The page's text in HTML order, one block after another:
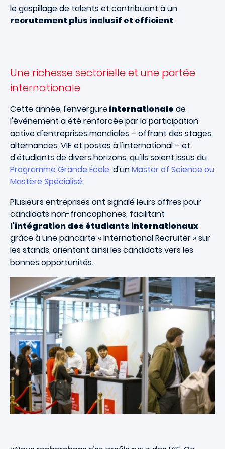
le gaspillage de talents et contribuant à un
recrutement plus inclusif et efficient.
Une richesse sectorielle et une portée
internationale
Cette année, l'envergureinternationale de
l'événement a été renforcée par la participation
active d'entreprises mondiales – offrant des stages,
alternances, VIE et postes à l'international – et
d'étudiants de divers horizons, qu'ils soient issus du
Programme Grande École, d'unMaster of Science ou
Mastère Spécialisé.
Plusieurs entreprises ont signalé leurs offres pour
candidats non-francophones, facilitant
l'intégration des étudiants internationaux
grâce à une pancarte « International Recruiter » sur
les stands, orientant ainsi les candidats vers les
bonnes opportunités.